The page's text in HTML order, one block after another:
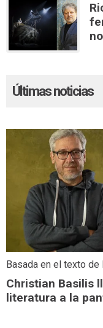
Últimas noticias
Basada en el texto de
Christian Basilis
literatura a la